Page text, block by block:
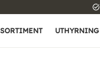
task_alt
SORTIMENT UTHYRNING